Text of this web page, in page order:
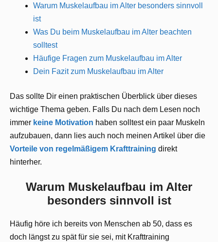
Warum Muskelaufbau im Alter besonders sinnvoll
ist
Was Du beim Muskelaufbau im Alter beachten
solltest
Häufige Fragen zum Muskelaufbau im Alter
Dein Fazit zum Muskelaufbau im Alter
Das sollte Dir einen praktischen Überblick über dieses
wichtige Thema geben. Falls Du nach dem Lesen noch
immer keine Motivation haben solltest ein paar Muskeln
aufzubauen, dann lies auch noch meinen Artikel über die
Vorteile von regelmäßigem Krafttraining direkt
hinterher.
Warum Muskelaufbau im Alter
besonders sinnvoll ist
Häufig höre ich bereits von Menschen ab 50, dass es
doch längst zu spät für sie sei, mit Krafttraining